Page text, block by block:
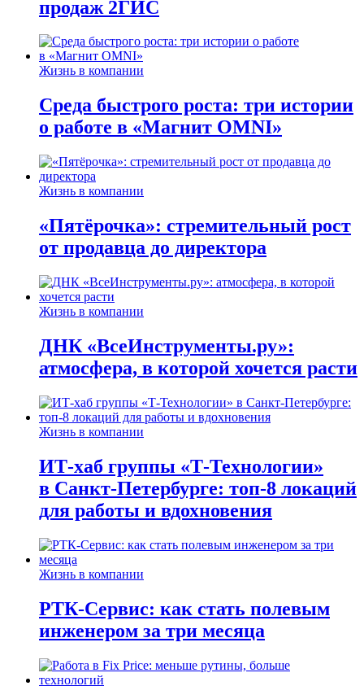
продаж 2ГИС
Жизнь в компании
Среда быстрого роста: три истории
о работе в «Магнит OMNI»
Жизнь в компании
«Пятёрочка»: стремительный рост
от продавца до директора
Жизнь в компании
ДНК «ВсеИнструменты.ру»:
атмосфера, в которой хочется расти
Жизнь в компании
ИТ-хаб группы «Т-Технологии»
в Санкт-Петербурге: топ-8 локаций
для работы и вдохновения
Жизнь в компании
РТК-Сервис: как стать полевым
инженером за три месяца